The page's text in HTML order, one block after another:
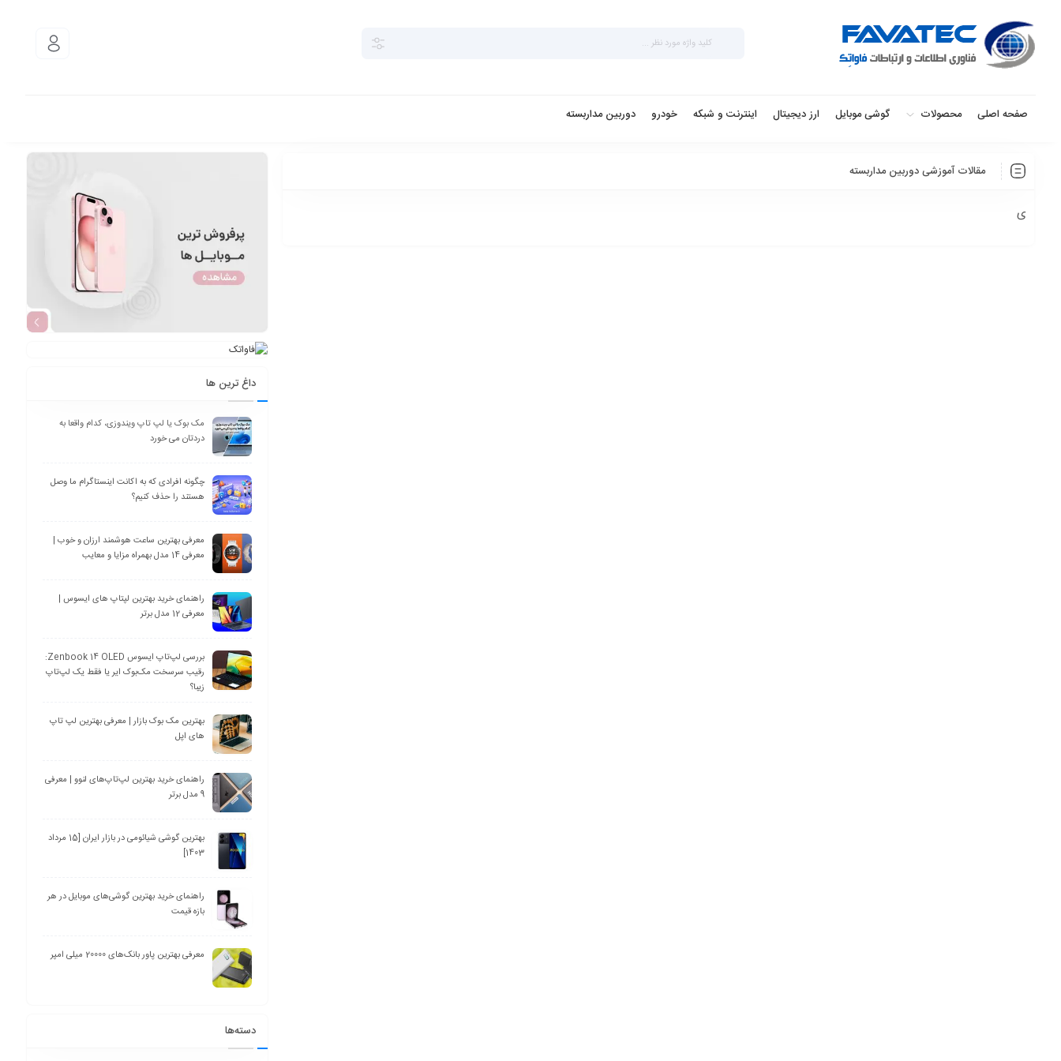
صفحه اصلی محصولات گوشی موبایل ارز دیجیتال اینترنت و شبکه خودرو دوربین مداربسته
مقالات آموزشی دوربین مداربسته
ی
داغ ترین ها
مک بوک یا لپ تاپ ویندوزی، کدام واقعا به
دردتان می خورد
چگونه افرادی که به اکانت اینستاگرام ما وصل
هستند را حذف کنیم؟
معرفی بهترین ساعت هوشمند ارزان و خوب |
معرفی 14 مدل بهمراه مزایا و معایب
راهنمای خرید بهترین لپتاپ های ایسوس |
معرفی 12 مدل برتر
بررسی لپ‌تاپ ایسوس Zenbook 14 OLED:
رقیب سرسخت مک‌بوک ایر یا فقط یک لپ‌تاپ
زیبا؟
بهترین مک بوک بازار | معرفی بهترین لپ تاپ
های اپل
راهنمای خرید بهترین لپ‌تاپ‌های لنوو | معرفی
9 مدل برتر
بهترین گوشی شیائومی در بازار ایران [15 مرداد
1403]
راهنمای خرید بهترین گوشی‌های موبایل در هر
بازه قیمت
معرفی بهترین پاور بانک‌های 20000 میلی امپر
دسته‌ها